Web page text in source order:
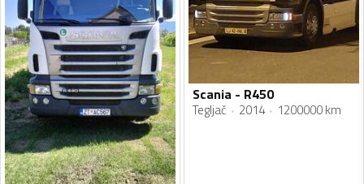
Scania - R450
Tegljač 2014 1200000 km